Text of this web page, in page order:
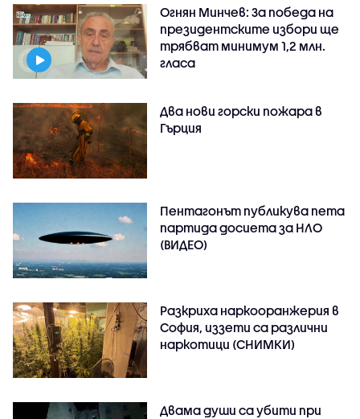
Огнян Минчев: За победа на
президентските избори ще
трябват минимум 1,2 млн.
гласа
Два нови горски пожара в
Гърция
Пентагонът публикува пета
партида досиета за НЛО
(ВИДЕО)
Разкриха наркооранжерия в
София, иззети са различни
наркотици (СНИМКИ)
Двама души са убити при